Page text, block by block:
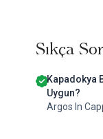
Sıkça
Kapadokya
Uygun?
Argos In